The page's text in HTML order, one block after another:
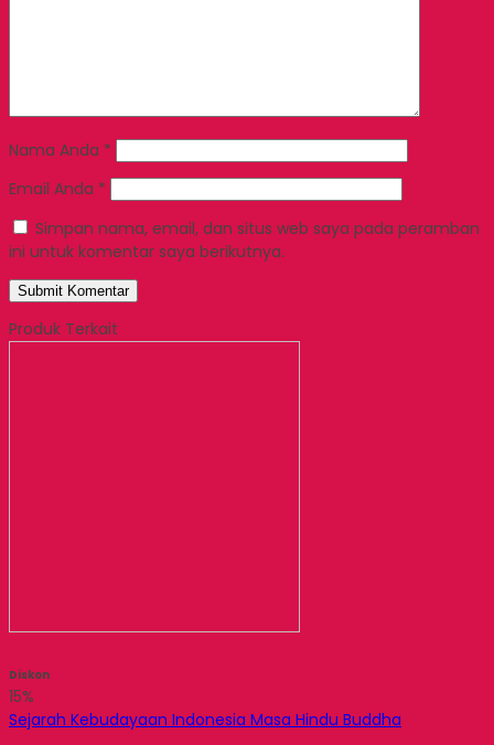
Nama Anda *
Email Anda *
Simpan nama, email, dan situs web saya pada peramban
ini untuk komentar saya berikutnya.
Produk Terkait
Diskon
15%
Sejarah Kebudayaan Indonesia Masa Hindu Buddha